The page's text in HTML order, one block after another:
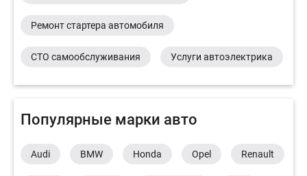
Ремонт стартера автомобиля
СТО самообслуживания Услуги автоэлектрика
Популярные марки авто
Audi BMW Honda Opel Renault